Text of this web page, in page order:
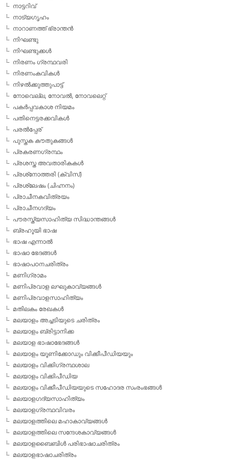
നാട്ടറിവ്
നാട്യഗൃഹം
നാറാണത്ത് ഭ്രാന്തന്‍
നിഘണ്ടു
നിഘണ്ടുക്കള്‍
നിരണം ഗ്രന്ഥവരി
നിരണംകവികള്‍
നിഴല്‍ക്കുത്തുപാട്ട്
നോവെല്ല, നോവല്‍, നോവലെറ്റ്
പകര്‍പ്പവകാശ നിയമം
പതിനെട്ടരക്കവികള്‍
പരല്‍പ്പേര്
പുസ്തക കൗതുകങ്ങള്‍
പ്രകരണഗ്രന്ഥം
പ്രശസ്ത അവതാരികകള്‍
പ്രശ്‌നോത്തരി (ക്വിസ്)
പ്രശ്ലേഷം (ചിഹ്നനം)
പ്രാചീനകവിത്രയം
പ്രാചീനഗദ്യം
പൗരസ്ത്യസാഹിത്യ സിദ്ധാന്തങ്ങള്‍
ബ്രഹൂയി ഭാഷ
ഭാഷ എന്നാല്‍
ഭാഷാ ഭേദങ്ങള്‍
ഭാഷാപഠനചരിത്രം
മണിഗ്രാമം
മണിപ്രവാള ലഘുകാവ്യങ്ങള്‍
മണിപ്രവാളസാഹിത്യം
മതിലകം രേഖകള്‍
മലയാളം അച്ചടിയുടെ ചരിത്രം
മലയാളം ബ്രിട്ടാനിക്ക
മലയാള ഭാഷാഭേദങ്ങള്‍
മലയാളം യൂണിക്കോഡും വിക്കീപീഡിയയും
മലയാളം വിക്കിഗ്രന്ഥശാല
മലയാളം വിക്കിപീഡിയ
മലയാളം വിക്കീപീഡിയയുടെ സഹോദര സംരംഭങ്ങള്‍
മലയാളഗദ്യസാഹിത്യം
മലയാളഗ്രന്ഥവിവരം
മലയാളത്തിലെ മഹാകാവ്യങ്ങള്‍
മലയാളത്തിലെ സന്ദേശകാവ്യങ്ങള്‍
മലയാളബൈബിള്‍ പരിഭാഷാചരിത്രം
മലയാളഭാഷാചരിത്രം